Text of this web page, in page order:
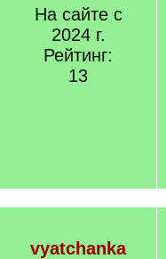
На сайте с
2024 г.
Рейтинг:
13
vyatchanka